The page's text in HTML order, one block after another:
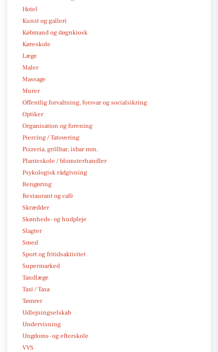
Hotel
Kunst og galleri
Købmand og døgnkiosk
Køreskole
Læge
Maler
Massage
Murer
Offentlig forvaltning, forsvar og socialsikring
Optiker
Organisation og forening
Piercing / Tatovering
Pizzeria, grillbar, isbar mm.
Planteskole / blomsterhandler
Psykologisk rådgivning
Rengøring
Restaurant og café
Skrædder
Skønheds- og hudpleje
Slagter
Smed
Sport og fritidsaktivitet
Supermarked
Tandlæge
Taxi / Taxa
Tømrer
Udlejningselskab
Undervisning
Ungdoms- og efterskole
VVS